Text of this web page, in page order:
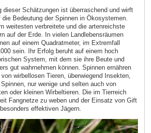
dieser Schätzungen ist überraschend und wirft
Bedeutung der Spinnen in Ökosystemen.
weitesten verbreitete und die artenreichste
auf der Erde. In vielen Landlebensräumen
auf einem Quadratmeter, im Extremfall
sein. Ihr Erfolg beruht auf einem hoch
System, mit dem sie ihre Beute und
gut wahrnehmen können. Spinnen ernähren
wirbellosen Tieren, überwiegend Insekten,
nur wenige und selten auch von
oder kleinen Wirbeltieren. Die im Tierreich
Fangnetze zu weben und der Einsatz von Gift
effektiven Jägern.